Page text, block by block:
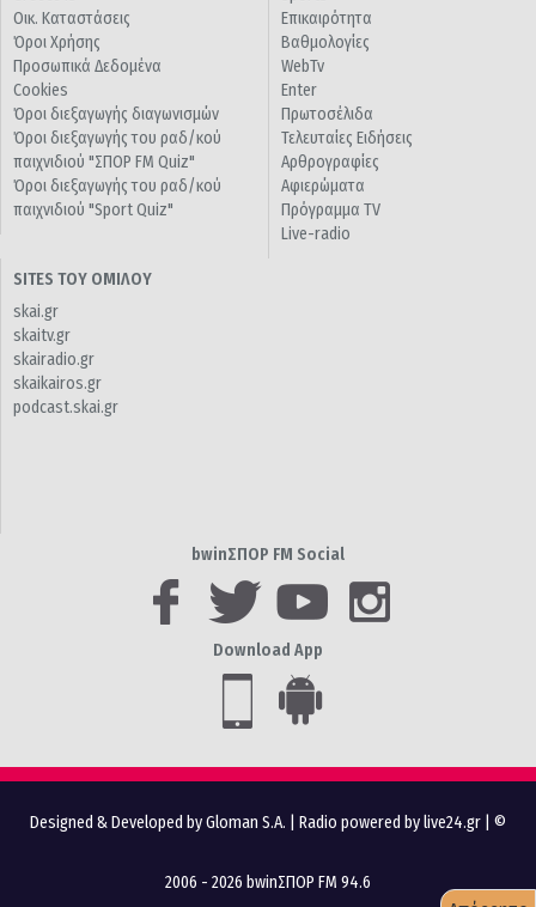
Οικ. Καταστάσεις
Όροι Χρήσης
Προσωπικά Δεδομένα
Cookies
Όροι διεξαγωγής διαγωνισμών
Όροι διεξαγωγής του ραδ/κού
παιχνιδιού "ΣΠΟΡ FM Quiz"
Όροι διεξαγωγής του ραδ/κού
παιχνιδιού "Sport Quiz"
Επικαιρότητα
Βαθμολογίες
WebTv
Enter
Πρωτοσέλιδα
Τελευταίες Ειδήσεις
Αρθρογραφίες
Αφιερώματα
Πρόγραμμα TV
Live-radio
SITES ΤΟΥ ΟΜΙΛΟΥ
skai.gr
skaitv.gr
skairadio.gr
skaikairos.gr
podcast.skai.gr
bwinΣΠΟΡ FM Social
Download App
Designed & Developed by Gloman S.A. Radio powered by live24.gr | ©
2006 - 2026 bwinΣΠΟΡ FM 94.6